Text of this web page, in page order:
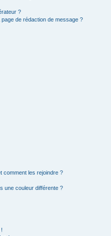
?
de rédaction de message ?
comment les rejoindre ?
une couleur différente ?